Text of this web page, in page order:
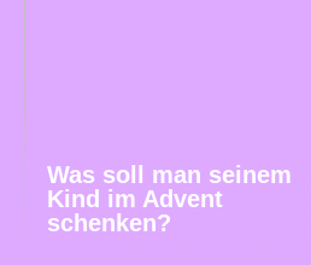
Was soll man seinem
Kind im Advent
schenken?